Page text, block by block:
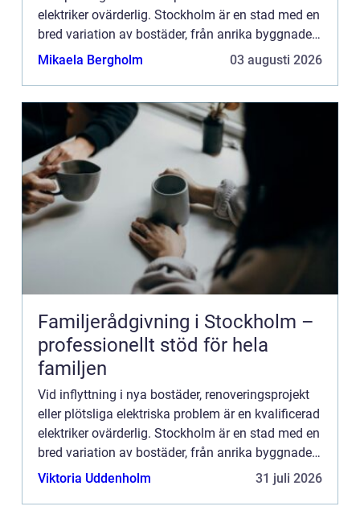
elektriker ovärderlig. Stockholm är en stad med en
bred variation av bostäder, från anrika byggnader
till mod...
Mikaela Bergholm 03 augusti 2026
Familjerådgivning i Stockholm –
professionellt stöd för hela
familjen
Vid inflyttning i nya bostäder, renoveringsprojekt
eller plötsliga elektriska problem är en kvalificerad
elektriker ovärderlig. Stockholm är en stad med en
bred variation av bostäder, från anrika byggnader
till mod...
Viktoria Uddenholm 31 juli 2026